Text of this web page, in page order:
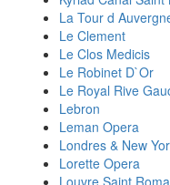
La Tour d
Le Clement
Le Clos Medicis
Le Robinet D`Or
Le Royal Rive
Lebron
Leman Opera
Londres & New
Lorette Opera
Louvre Saint